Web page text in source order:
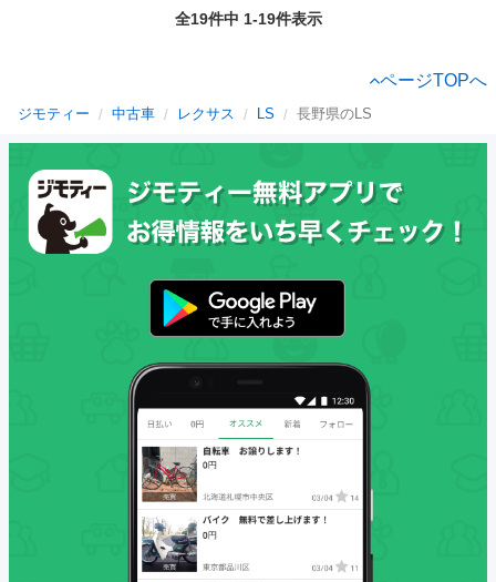
全19件中 1-19件表示
ページTOPへ
ジモティー 中古車 レクサス LS 長野県のLS